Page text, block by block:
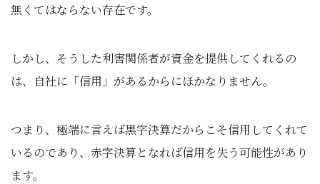
無くてはならない存在です。
しかし、そうした利害関係者が資金を提供してくれるの
は、自社に「信用」があるからにほかなりません。
つまり、極端に言えば黒字決算だからこそ信用してくれて
いるのであり、赤字決算となれば信用を失う可能性があり
ます。